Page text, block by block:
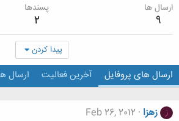
ارسال ها
9
پسندها
2
پیدا کردن
ارسال های پروفایل آخرین فعالیت ارسال
ز زهزا Feb 26, 2012